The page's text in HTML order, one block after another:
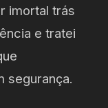
imortal trás
e tratei
segurança.